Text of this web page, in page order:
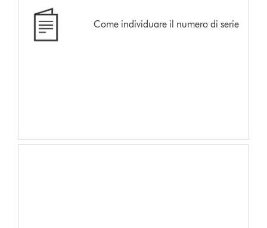
Come individuare il numero di serie